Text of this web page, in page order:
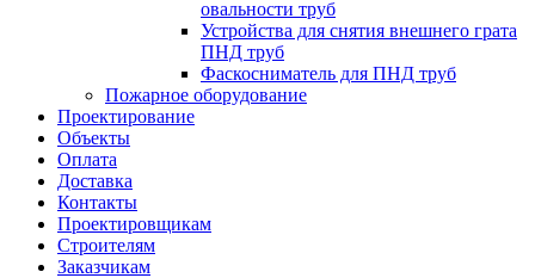
овальности труб
Устройства для снятия внешнего грата
ПНД труб
Фаскосниматель для ПНД труб
Пожарное оборудование
Проектирование
Объекты
Оплата
Доставка
Контакты
Проектировщикам
Строителям
Заказчикам